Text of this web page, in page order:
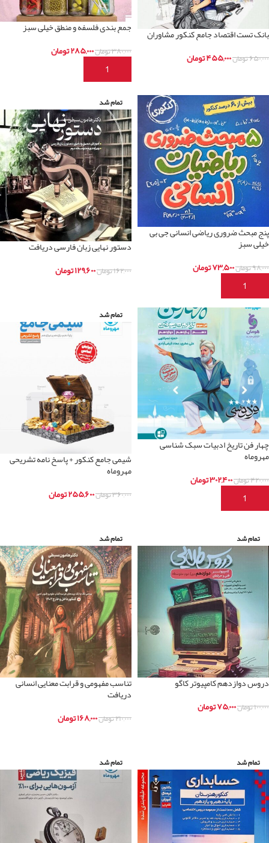
بانک تست اقتصاد جامع کنکور مشاوران
۶۵۰,۰۰۰تومان۴۵۵,۰۰۰تومان
جمع بندی فلسفه و منطق خیلی سبز
۳۸۰,۰۰۰تومان۲۸۵,۰۰۰تومان
افزودن به سبد خرید
پنج مبحث ضروری ریاضی انسانی جی بی
خیلی سبز
۹۸,۰۰۰تومان۷۳,۵۰۰تومان
افزودن به سبد خرید
تمام شد
دستور نهایی زبان فارسی دریافت
۱۶۲,۰۰۰تومان۱۲۹,۶۰۰تومان
چهار فن تاریخ ادبیات سبک شناسی
مهروماه
۴۲۰,۰۰۰تومان۳۰۲,۴۰۰تومان
افزودن به سبد خرید
تمام شد
شیمی جامع کنکور + پاسخ نامه تشریحی
مهروماه
۳۶۰,۰۰۰تومان۲۵۵,۶۰۰تومان
تمام شد
دروس دوازدهم کامپیوتر کاگو
۱۰۰,۰۰۰تومان۷۵,۰۰۰تومان
تمام شد
تناسب مفهومی و قرابت معنایی انسانی
دریافت
۲۱۰,۰۰۰تومان۱۶۸,۰۰۰تومان
تمام شد تمام شد